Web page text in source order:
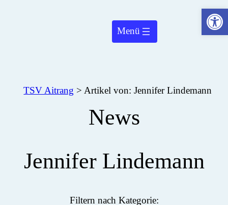
TSV Aitrang > Artikel von: Jennifer Lindemann
News
Jennifer Lindemann
Filtern nach Kategorie:
Werkzeugleiste öffnen